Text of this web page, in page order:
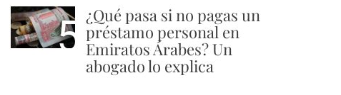
5 ¿Qué pasa si no pagas un
préstamo personal en
Emiratos Árabes? Un
abogado lo explica